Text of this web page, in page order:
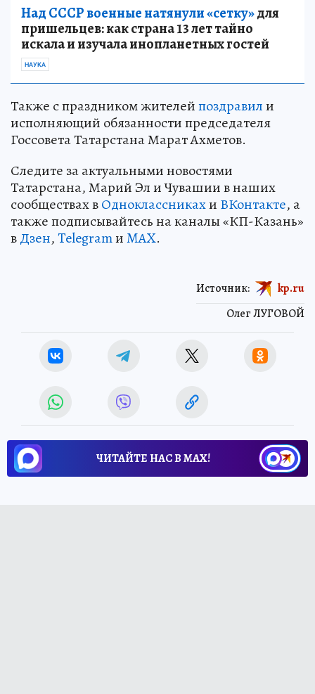
Над СССР военные натянули «сетку»для
пришельцев: как страна 13 лет тайно
искала и изучала инопланетных гостей
НАУКА
Также с праздником жителейпоздравили
исполняющий обязанности председателя
Госсовета Татарстана Марат Ахметов.
Следите за актуальными новостями
Татарстана, Марий Эл и Чувашии в наших
сообществах вОдноклассникахи ВКонтакте, а
также подписывайтесь на каналы «КП-Казань»
вДзен,TelegramиMAX.
Олег ЛУГОВОЙ
Источник: kp.ru
ЧИТАЙТЕ НАС В МАХ!